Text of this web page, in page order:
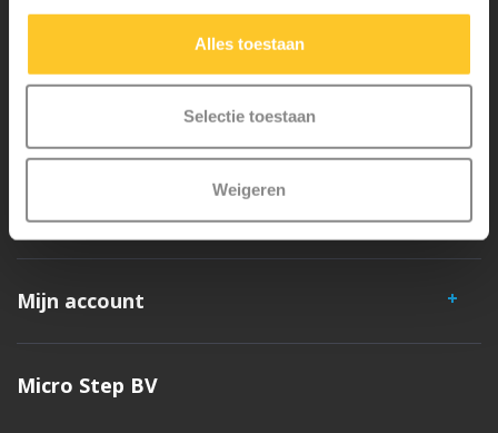
Alles toestaan
Selectie toestaan
Weigeren
hebt jarenlang plezier van een Micro step!
Klantenservice
Mijn account
Micro Step BV